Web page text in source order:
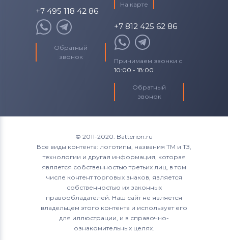
+7 495 118 42 86
Обратный
звонок
На карте
+7 812 425 62 86
Принимаем звонки с
10:00 - 18:00
Обратный
звонок
© 2011-2020. Batterion.ru
Все виды контента: логотипы, названия ТМ и ТЗ,
технологии и другая информация, которая
является собственностью третьих лиц, в том
числе контент торговых знаков, является
собственностью их законных
правообладателей. Наш сайт не является
владельцем этого контента и использует его
для иллюстрации, и в справочно-
ознакомительных целях.